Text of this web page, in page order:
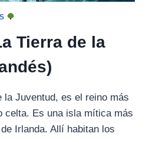
Tierra de la
la Juventud, es el reino más
celta. Es una isla mítica más
Irlanda. Allí habitan los